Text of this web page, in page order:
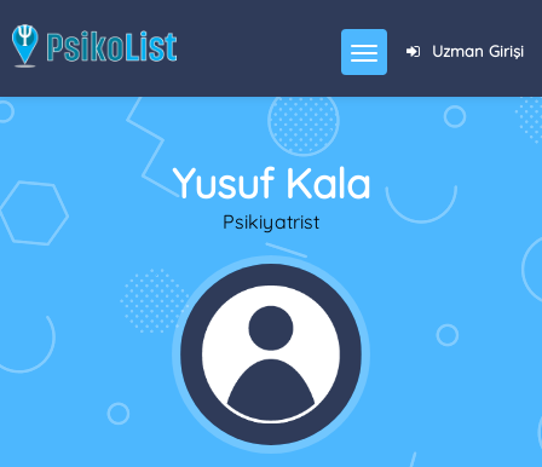
Uzman Girişi
Yusuf Kala
Psikiyatrist